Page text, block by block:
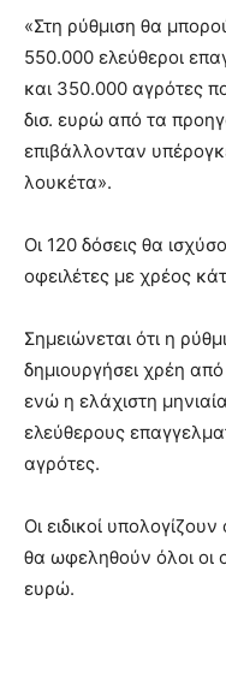
«Στη ρύθμιση θα
550.000 ελεύθεροι
και 350.000 αγρότες
δισ. ευρώ από τα
επιβάλλονταν
λουκέτα».
Οι 120 δόσεις θα
οφειλέτες με χρέος
Σημειώνεται ότι η
δημιουργήσει χρέη
ενώ η ελάχιστη
ελεύθερους
αγρότες.
Οι ειδικοί
θα ωφεληθούν όλοι οι
ευρώ.